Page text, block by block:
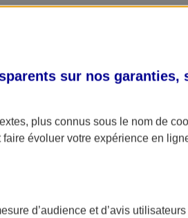
sur nos garanties,
plus connus sous le nom de
évoluer votre expérience en
d’audience et d’avis